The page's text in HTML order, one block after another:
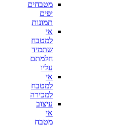
מטבחים
יפים
תמונות
אי
למטבח
שתמיד
חלמתם
עליו
אי
למטבח
למכירה
עיצוב
אי
מטבח